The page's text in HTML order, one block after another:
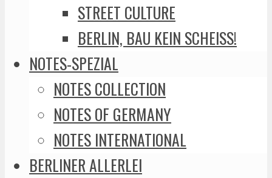
STREET CULTURE
BERLIN, BAU KEIN SCHEISS!
NOTES-SPEZIAL
NOTES COLLECTION
NOTES OF GERMANY
NOTES INTERNATIONAL
BERLINER ALLERLEI